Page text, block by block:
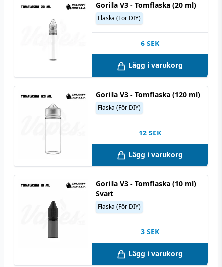
Gorilla V3 - Tomflaska (20 ml)
Flaska (För DIY)
6 SEK
Lägg i varukorg
Gorilla V3 - Tomflaska (120 ml)
Flaska (För DIY)
12 SEK
Lägg i varukorg
Gorilla V3 - Tomflaska (10 ml)
Svart
Flaska (För DIY)
3 SEK
Lägg i varukorg